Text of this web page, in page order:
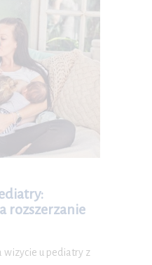
rozszerzanie
wizycie u pediatry z